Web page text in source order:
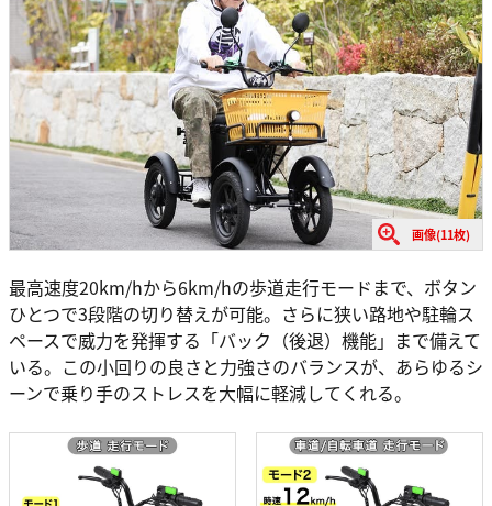
画像(11枚)
最高速度20km/hから6km/hの歩道走行モードまで、ボタン
ひとつで3段階の切り替えが可能。さらに狭い路地や駐輪ス
ペースで威力を発揮する「バック（後退）機能」まで備えて
いる。この小回りの良さと力強さのバランスが、あらゆるシ
ーンで乗り手のストレスを大幅に軽減してくれる。